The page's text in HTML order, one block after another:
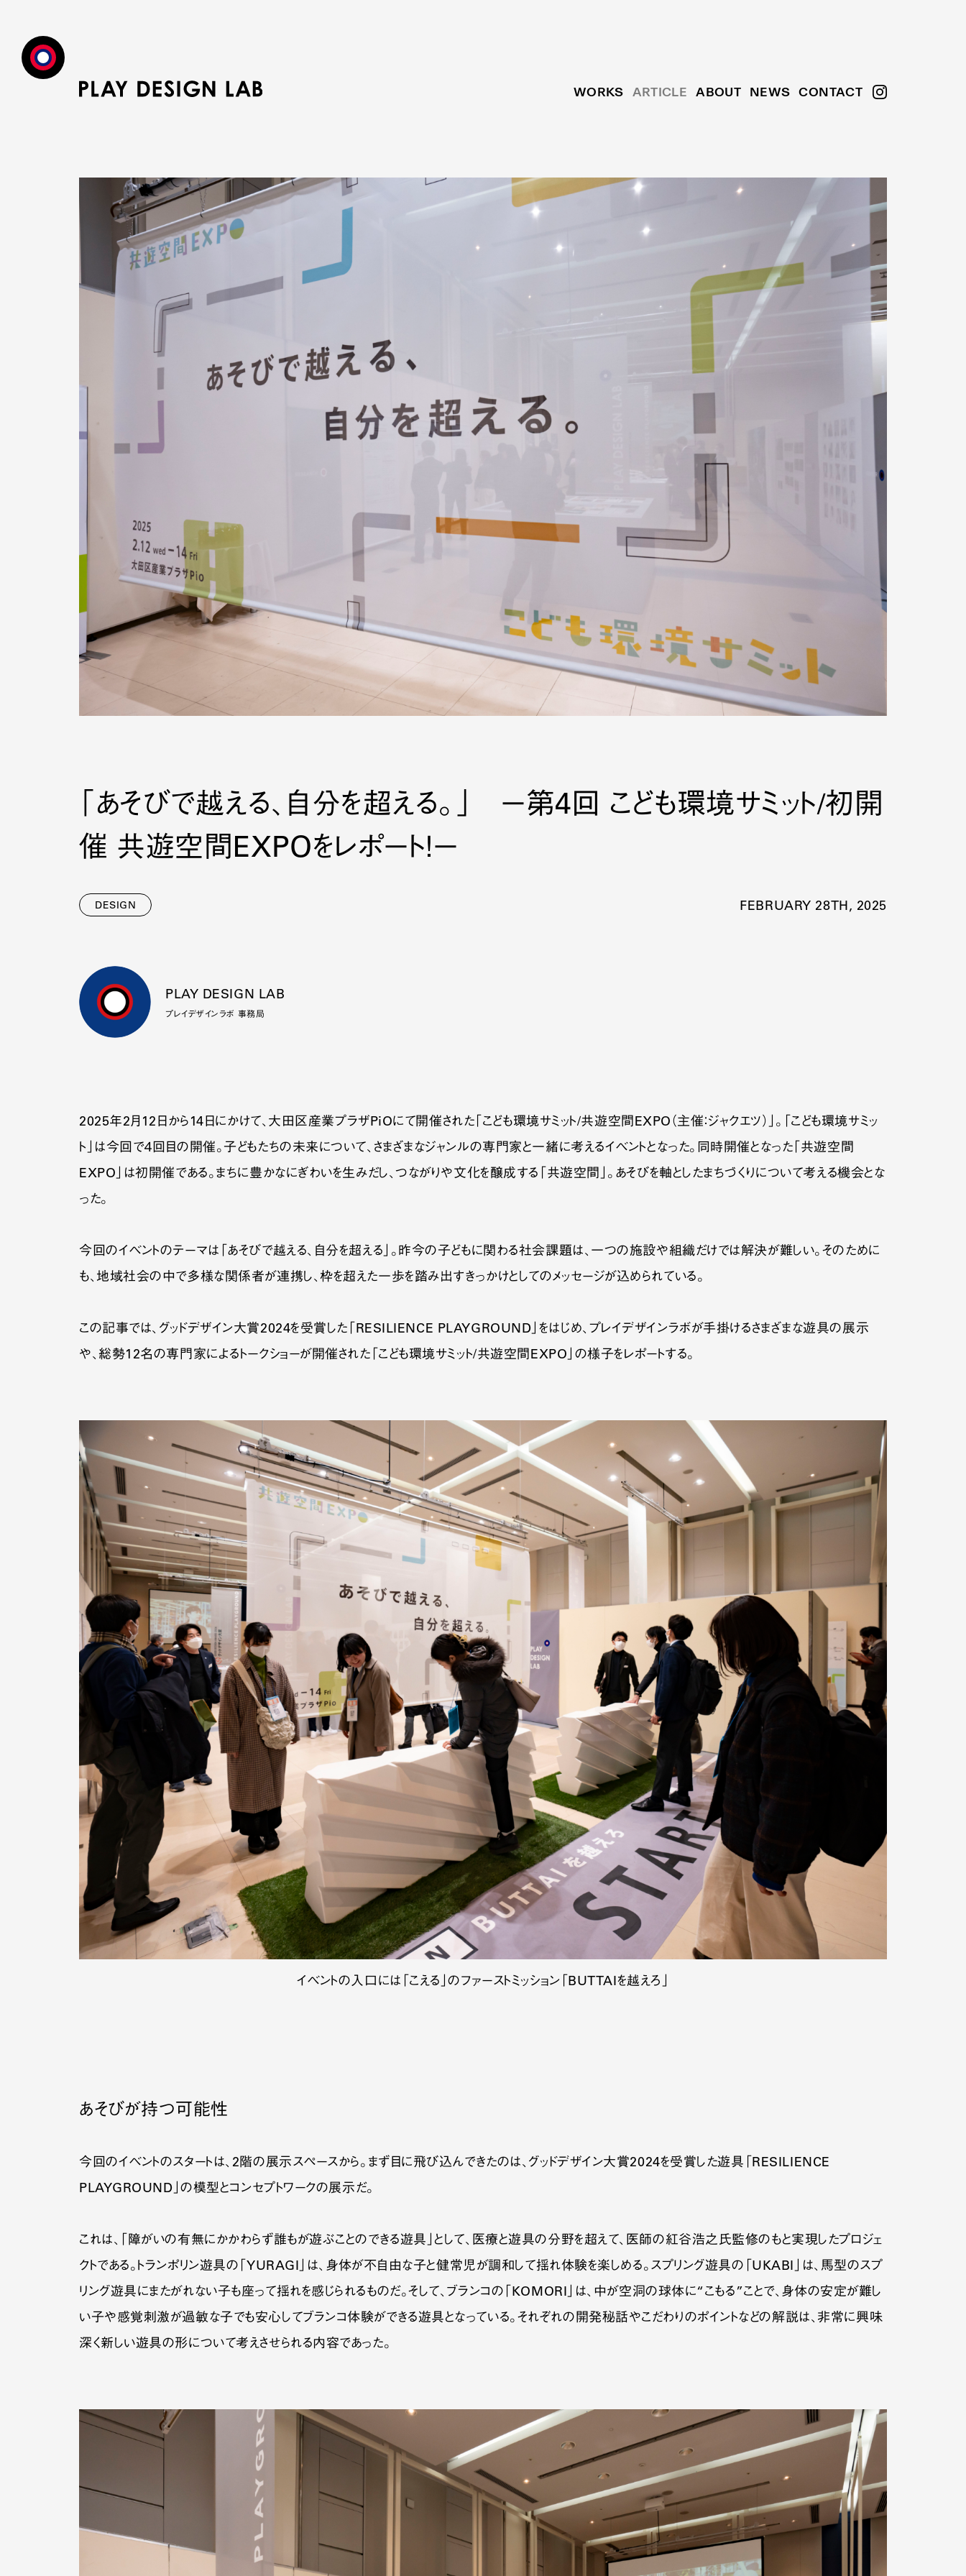
WORKS ARTICLE ABOUT NEWS CONTACT
「あそびで越える、自分を超える。」 ー第4回 こども環境サミット/初開
催 共遊空間EXPOをレポート！ー
DESIGN FEBRUARY 28TH, 2025
PLAY DESIGN LAB
プレイデザインラボ 事務局
2025年2月12日から14日にかけて、大田区産業プラザPiOにて開催された「こども環境サミット/共遊空間EXPO（主催：ジャクエツ）」。「こども環境サミッ
ト」は今回で４回目の開催。子どもたちの未来について、さまざまなジャンルの専門家と一緒に考えるイベントとなった。同時開催となった「共遊空間
EXPO」は初開催である。まちに豊かなにぎわいを生みだし、つながりや文化を醸成する「共遊空間」。あそびを軸としたまちづくりについて考える機会とな
った。
今回のイベントのテーマは「あそびで越える、自分を超える」。昨今の子どもに関わる社会課題は、一つの施設や組織だけでは解決が難しい。そのために
も、地域社会の中で多様な関係者が連携し、枠を超えた一歩を踏み出すきっかけとしてのメッセージが込められている。
この記事では、グッドデザイン大賞2024を受賞した「RESILIENCE PLAYGROUND」をはじめ、プレイデザインラボが手掛けるさまざまな遊具の展示
や、総勢12名の専門家によるトークショーが開催された「こども環境サミット/共遊空間EXPO」の様子をレポートする。
イベントの入口には「こえる」のファーストミッション「BUTTAIを越えろ」
あそびが持つ可能性
今回のイベントのスタートは、2階の展示スペースから。まず目に飛び込んできたのは、グッドデザイン大賞2024を受賞した遊具「RESILIENCE
PLAYGROUND」の模型とコンセプトワークの展示だ。
これは、「障がいの有無にかかわらず誰もが遊ぶことのできる遊具」として、医療と遊具の分野を超えて、医師の紅谷浩之氏監修のもと実現したプロジェ
クトである。トランポリン遊具の「YURAGI」は、身体が不自由な子と健常児が調和して揺れ体験を楽しめる。スプリング遊具の「UKABI」は、馬型のスプ
リング遊具にまたがれない子も座って揺れを感じられるものだ。そして、ブランコの「KOMORI」は、中が空洞の球体に“こもる”ことで、身体の安定が難し
い子や感覚刺激が過敏な子でも安心してブランコ体験ができる遊具となっている。それぞれの開発秘話やこだわりのポイントなどの解説は、非常に興味
深く新しい遊具の形について考えさせられる内容であった。